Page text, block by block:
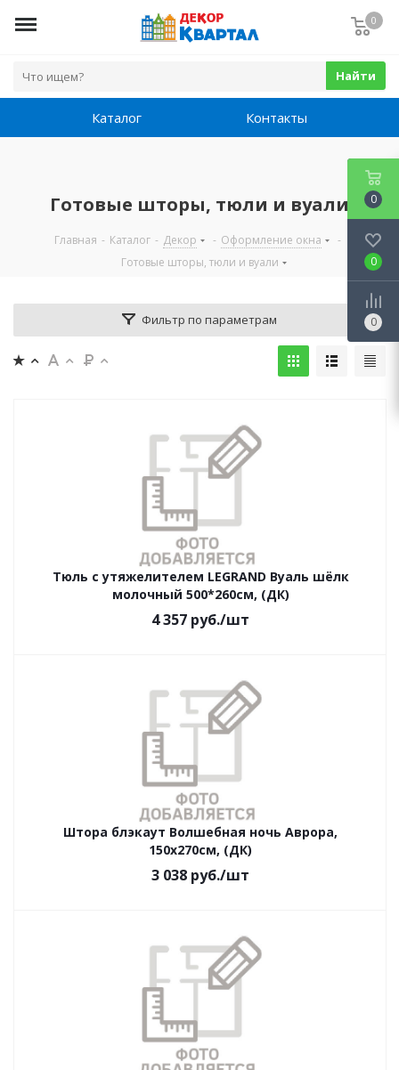
0
Найти
Каталог Контакты
Готовые шторы, тюли и вуали
Главная - Каталог - Декор - Оформление окна
-
Готовые шторы, тюли и вуали
Фильтр по параметрам
Тюль с утяжелителем LEGRAND Вуаль шёлк
молочный 500*260см, (ДК)
4 357 руб./шт
Штора блэкаут Волшебная ночь Аврора,
150х270см, (ДК)
3 038 руб./шт
0
0
0